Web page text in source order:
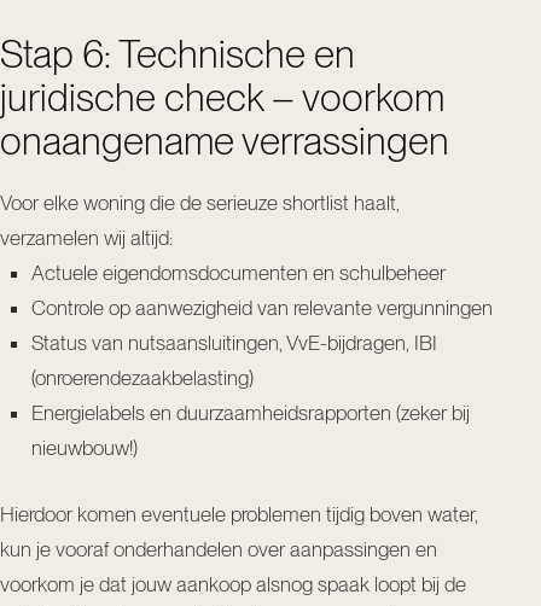
Stap 6: Technische en
juridische check – voorkom
onaangename verrassingen
Voor elke woning die de serieuze shortlist haalt,
verzamelen wij altijd:
Actuele eigendomsdocumenten en schulbeheer
Controle op aanwezigheid van relevante vergunningen
Status van nutsaansluitingen, VvE-bijdragen, IBI
(onroerendezaakbelasting)
Energielabels en duurzaamheidsrapporten (zeker bij
nieuwbouw!)
Hierdoor komen eventuele problemen tijdig boven water,
kun je vooraf onderhandelen over aanpassingen en
voorkom je dat jouw aankoop alsnog spaak loopt bij de